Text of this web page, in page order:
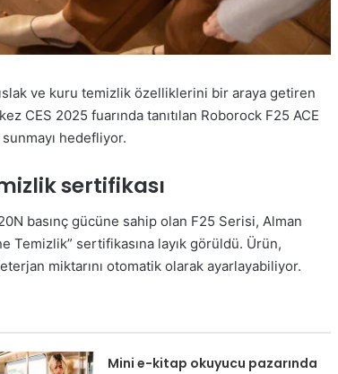
ve kuru temizlik özelliklerini bir araya getiren
CES 2025 fuarında tanıtılan Roborock F25 ACE
hedefliyor.
sertifikası
basınç gücüne sahip olan F25 Serisi, Alman
Temizlik” sertifikasına layık görüldü. Ürün,
miktarını otomatik olarak ayarlayabiliyor.
Mini e-kitap okuyucu pazarında